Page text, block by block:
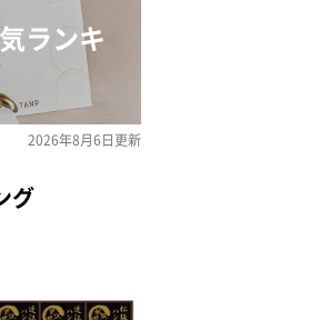
ランキ
2026年8月6日更新
グ